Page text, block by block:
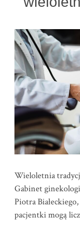
Wieloletnia
Gabinet
Piotra
pacjentki mogą